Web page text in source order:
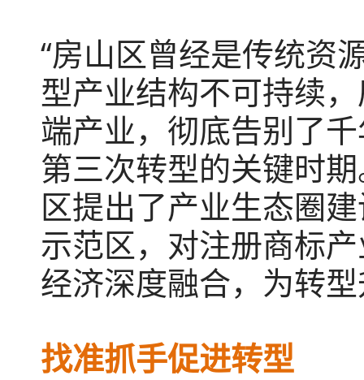
“房山区曾经是传统资
型产业结构不可持续
端产业，彻底告别了
第三次转型的关键时
区提出了产业生态圈
示范区，对注册商标
经济深度融合，为转
找准抓手促进转型